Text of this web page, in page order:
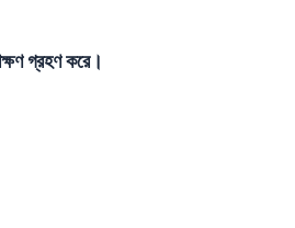
গ্রহণ করে।